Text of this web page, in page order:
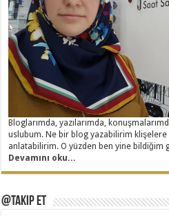
Bloglarımda, yazılarımda,
uslubum. Ne bir blog yazabilirim klişelere
anlatabilirim. O yüzden ben yine bildiğim
Devamını oku...
@Takip Et